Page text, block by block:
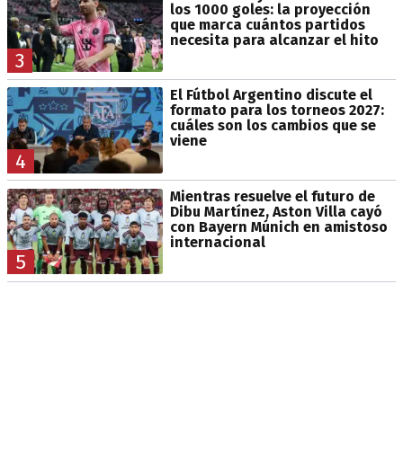
3
los 1000 goles: la proyección
que marca cuántos partidos
necesita para alcanzar el hito
4
El Fútbol Argentino discute el
formato para los torneos 2027:
cuáles son los cambios que se
viene
5
Mientras resuelve el futuro de
Dibu Martínez, Aston Villa cayó
con Bayern Múnich en amistoso
internacional